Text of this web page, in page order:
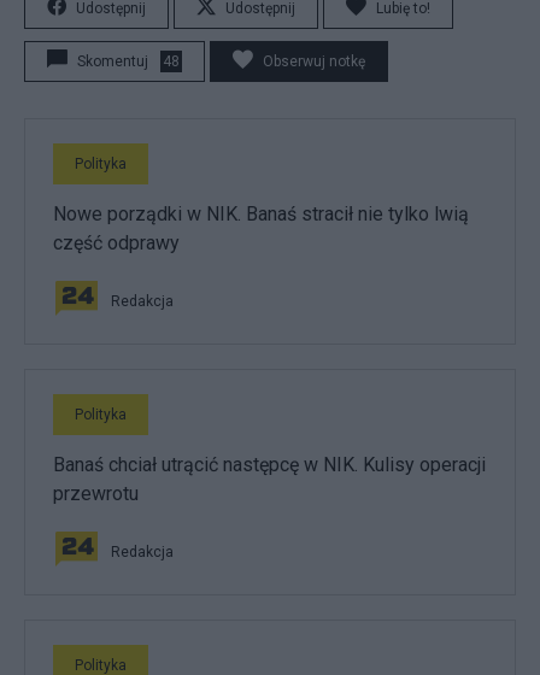
Udostępnij Udostępnij Lubię to!
Skomentuj 48 Obserwuj notkę
Polityka
Nowe porządki w NIK. Banaś stracił nie tylko lwią
część odprawy
Redakcja
Polityka
Banaś chciał utrącić następcę w NIK. Kulisy operacji
przewrotu
Redakcja
Polityka